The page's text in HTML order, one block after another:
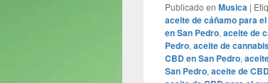
Publicado en Musica |
aceite de cáñamo para
en San Pedro, aceite de
Pedro, aceite de
CBD en San Pedro,
San Pedro, aceite de